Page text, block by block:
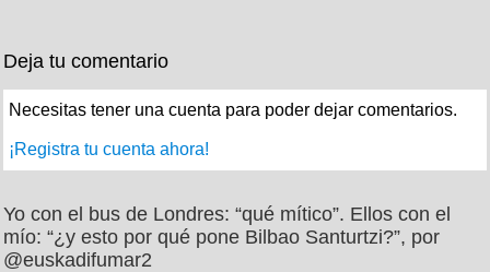
Deja tu comentario
Necesitas tener una cuenta para poder dejar comentarios.
¡Registra tu cuenta ahora!
Yo con el bus de Londres: “qué mítico”. Ellos con el
mío: “¿y esto por qué pone Bilbao Santurtzi?”, por
@euskadifumar2